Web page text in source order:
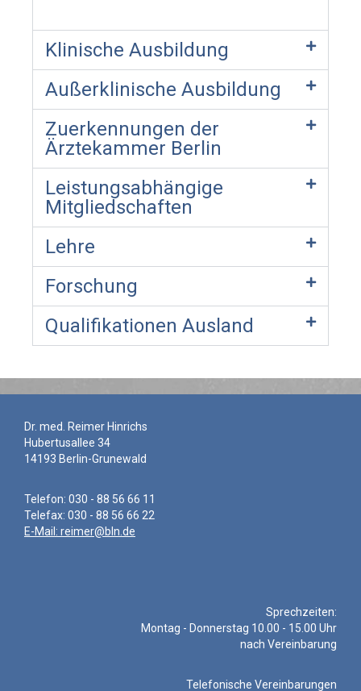
Klinische Ausbildung
Außerklinische Ausbildung
Zuerkennungen der
Ärztekammer Berlin
Leistungsabhängige
Mitgliedschaften
Lehre
Forschung
Qualifikationen Ausland
Dr. med. Reimer Hinrichs
Hubertusallee 34
14193 Berlin-Grunewald
Telefon: 030 - 88 56 66 11
Telefax: 030 - 88 56 66 22
E-Mail: reimer@bln.de
Sprechzeiten:
Montag - Donnerstag 10.00 - 15.00 Uhr
nach Vereinbarung
Telefonische Vereinbarungen